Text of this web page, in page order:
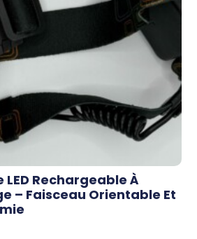
Rechargeable À
– Faisceau Orientable Et